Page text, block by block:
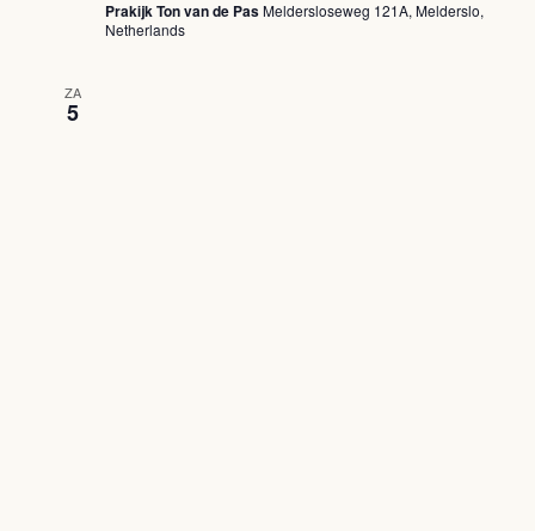
Prakijk Ton van de PasMeldersloseweg 121A, Melderslo,
Netherlands
ZA
5